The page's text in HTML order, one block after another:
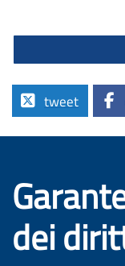
tweet
dei